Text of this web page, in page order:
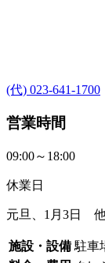
(代) 023-641-1700
営業時間
09:00～18:00
休業日
元旦、1月3日
施設・設備 駐車